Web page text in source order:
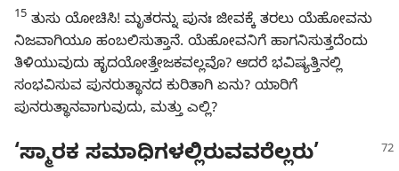
15 ತುಸು ಯೋಚಿಸಿ! ಮೃತರನ್ನು ಪುನಃ ಜೀವಕ್ಕೆ ತರಲು ಯೆಹೋವನು
ನಿಜವಾಗಿಯೂ ಹಂಬಲಿಸುತ್ತಾನೆ. ಯೆಹೋವನಿಗೆ ಹಾಗನಿಸುತ್ತದೆಂದು
ತಿಳಿಯುವುದು ಹೃದಯೋತ್ತೇಜಕವಲ್ಲವೊ? ಆದರೆ ಭವಿಷ್ಯತ್ತಿನಲ್ಲಿ
ಸಂಭವಿಸುವ ಪುನರುತ್ಥಾನದ ಕುರಿತಾಗಿ ಏನು? ಯಾರಿಗೆ
ಪುನರುತ್ಥಾನವಾಗುವುದು, ಮತ್ತು ಎಲ್ಲಿ?
‘ಸ್ಮಾರಕ ಸಮಾಧಿಗಳಲ್ಲಿರುವವರೆಲ್ಲರು’